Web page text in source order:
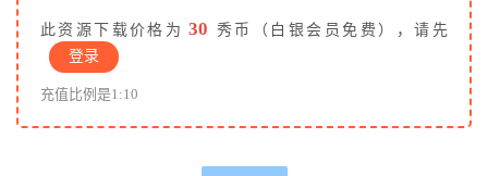
此资源下载价格为 30 秀币（白银会员免费），请先
登录
充值比例是1:10